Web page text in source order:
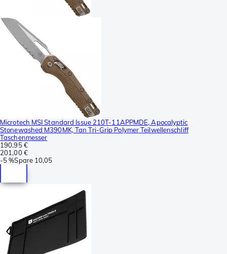
Microtech MSI Standard Issue 210T-11APPMDE, Apocalyptic
Stonewashed M390MK, Tan Tri-Grip Polymer Teilwellenschliff
Taschenmesser
190,95 €
201,00 €
-5 %Spare 10,05